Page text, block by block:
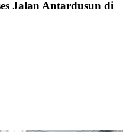
Jalan Antardusun di